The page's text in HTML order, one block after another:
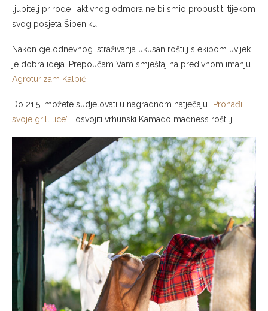
ljubitelj prirode i aktivnog odmora ne bi smio propustiti tijekom
svog posjeta Šibeniku!
Nakon cjelodnevnog istraživanja ukusan roštilj s ekipom uvijek
je dobra ideja. Prepoučam Vam smještaj na predivnom imanju
Agroturizam Kalpić.
Do 21.5. možete sudjelovati u nagradnom natječaju “Pronađi
svoje grill lice” i osvojiti vrhunski Kamado madness roštilj.